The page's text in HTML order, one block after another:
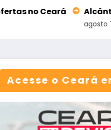
Alcântaras
Acesse o Ceará